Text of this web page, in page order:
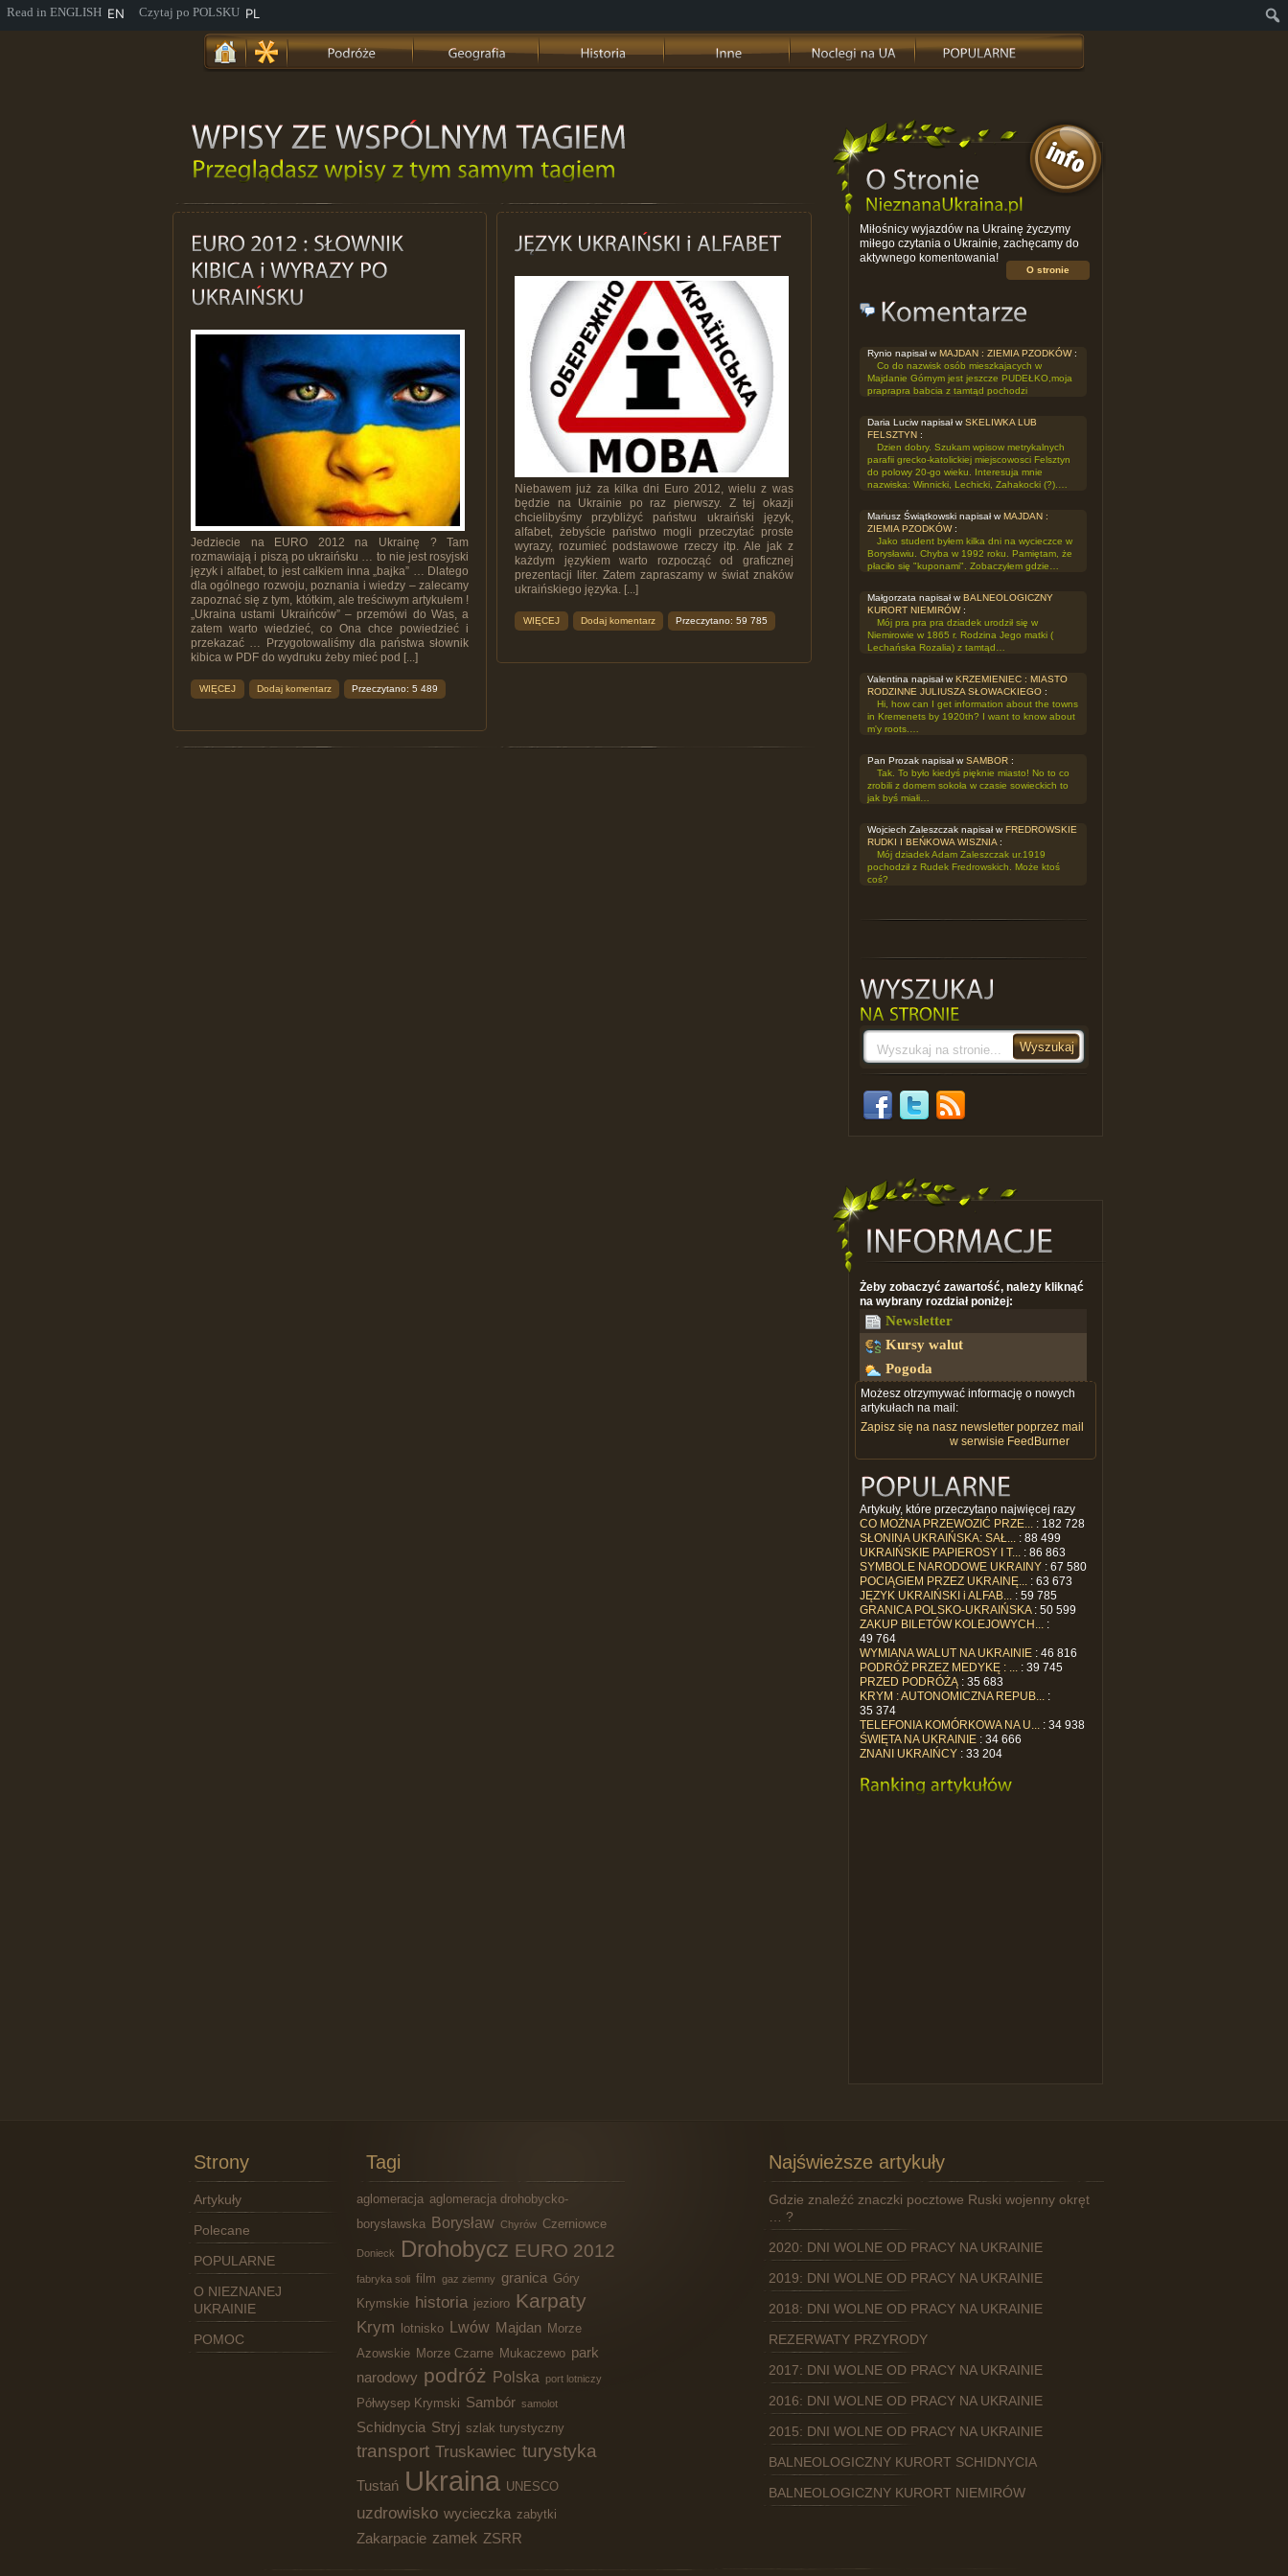
Jedziecie na EURO 2012 na Ukrainę ? Tam
rozmawiają i piszą po ukraińsku … to nie jest rosyjski
język i alfabet, to jest całkiem inna „bajka” … Dlatego
dla ogólnego rozwoju, poznania i wiedzy – zalecamy
zapoznać się z tym, któtkim, ale treściwym artykułem !
„Ukraina ustami Ukraińców” – przemówi do Was, a
zatem warto wiedzieć, co Ona chce powiedzieć i
przekazać … Przygotowaliśmy dla państwa słownik
kibica w PDF do wydruku żeby mieć pod [...]
WIĘCEJ Dodaj komentarz Przeczytano: 5 489
Niebawem już za kilka dni Euro 2012, wielu z was
będzie na Ukrainie po raz pierwszy. Z tej okazji
chcielibyśmy przybliżyć państwu ukraiński język,
alfabet, żebyście państwo mogli przeczytać proste
wyrazy, rozumieć podstawowe rzeczy itp. Ale jak z
każdym językiem warto rozpocząć od graficznej
prezentacji liter. Zatem zapraszamy w świat znaków
ukraińskiego języka. [...]
WIĘCEJ Dodaj komentarz Przeczytano: 59 785
Miłośnicy wyjazdów na Ukrainę życzymy
miłego czytania o Ukrainie, zachęcamy do
aktywnego komentowania!
O stronie
Rynio napisał w MAJDAN : ZIEMIA PZODKÓW:
Co do nazwisk osób mieszkajacych w
Majdanie Górnym jest jeszcze PUDEŁKO,moja
praprapra babcia z tamtąd pochodzi
Daria Luciw napisał w SKELIWKA LUB
FELSZTYN :
Dzien dobry. Szukam wpisow metrykalnych
parafii grecko-katolickiej miejscowosci Felsztyn
do polowy 20-go wieku. Interesuja mnie
nazwiska: Winnicki, Lechicki, Zahakocki (?).…
Mariusz Świątkowski napisał w MAJDAN :
ZIEMIA PZODKÓW:
Jako student byłem kilka dni na wycieczce w
Borysławiu. Chyba w 1992 roku. Pamiętam, że
płaciło się "kuponami". Zobaczyłem gdzie…
Małgorzata napisał w BALNEOLOGICZNY
KURORT NIEMIRÓW:
Mój pra pra pra dziadek urodził się w
Niemirowie w 1865 r. Rodzina Jego matki (
Lechańska Rozalia) z tamtąd…
Valentina napisał w KRZEMIENIEC : MIASTO
RODZINNE JULIUSZA SŁOWACKIEGO :
Hi, how can I get information about the towns
in Kremenets by 1920th? I want to know about
m'y roots.…
Pan Prozak napisał w SAMBOR :
Tak. To było kiedyś pięknie miasto! No to co
zrobili z domem sokoła w czasie sowieckich to
jak byś miałi…
Wojciech Zaleszczak napisał w FREDROWSKIE
RUDKI I BEŃKOWA WISZNIA :
Mój dziadek Adam Zaleszczak ur.1919
pochodził z Rudek Fredrowskich. Może ktoś
coś?
Żeby zobaczyć zawartość, należy kliknąć
na wybrany rozdział poniżej:
Newsletter
Kursy walut
Pogoda
Możesz otrzymywać informację o nowych
artykułach na mail:
Zapisz się na nasz newsletter poprzez mail
w serwisie FeedBurner
Artykuły, które przeczytano najwięcej razy
CO MOŻNA PRZEWOZIĆ PRZE... : 182 728
SŁONINA UKRAIŃSKA: SAŁ... : 88 499
UKRAIŃSKIE PAPIEROSY I T... : 86 863
SYMBOLE NARODOWE UKRAINY : 67 580
POCIĄGIEM PRZEZ UKRAINĘ... : 63 673
JĘZYK UKRAIŃSKI i ALFAB... : 59 785
GRANICA POLSKO-UKRAIŃSKA: 50 599
ZAKUP BILETÓW KOLEJOWYCH... :
49 764
WYMIANA WALUT NA UKRAINIE : 46 816
PODRÓŻ PRZEZ MEDYKĘ : ... : 39 745
PRZED PODRÓŻĄ : 35 683
KRYM : AUTONOMICZNA REPUB... :
35 374
TELEFONIA KOMÓRKOWA NA U... : 34 938
ŚWIĘTA NA UKRAINIE : 34 666
ZNANI UKRAIŃCY : 33 204
Strony
Artykuły
Polecane
POPULARNE
O NIEZNANEJ
UKRAINIE
POMOC
Tagi
aglomeracja aglomeracja drohobycko-
borysławska Borysław Chyrów Czerniowce
Donieck Drohobycz EURO 2012
fabryka soli film gaz ziemny granica Góry
Krymskie historia jezioro Karpaty
Krym lotnisko Lwów Majdan Morze
Azowskie Morze Czarne Mukaczewo park
narodowy podróż Polska port lotniczy
Półwysep Krymski Sambór samolot
Schidnycia Stryj szlak turystyczny
transport Truskawiec turystyka
Tustań Ukraina UNESCO
uzdrowisko wycieczka zabytki
Zakarpacie zamek ZSRR
Najświeższe artykuły
Gdzie znaleźć znaczki pocztowe Ruski wojenny okręt
… ?
2020: DNI WOLNE OD PRACY NA UKRAINIE
2019: DNI WOLNE OD PRACY NA UKRAINIE
2018: DNI WOLNE OD PRACY NA UKRAINIE
REZERWATY PRZYRODY
2017: DNI WOLNE OD PRACY NA UKRAINIE
2016: DNI WOLNE OD PRACY NA UKRAINIE
2015: DNI WOLNE OD PRACY NA UKRAINIE
BALNEOLOGICZNY KURORT SCHIDNYCIA
BALNEOLOGICZNY KURORT NIEMIRÓW
EN PL